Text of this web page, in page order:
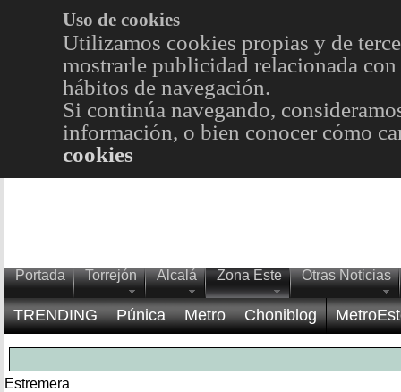
Uso de cookies
Utilizamos cookies propias y de
mostrarle publicidad relacionada
hábitos de navegación.
Si continúa navegando,
información, o bien conocer cómo
cookies
Portada Torrejón Alcalá Zona Este Otras Noticias
TRENDING Púnica Metro Choniblog
Estremera